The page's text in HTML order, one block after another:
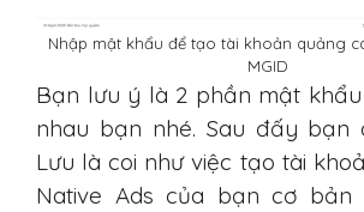
Nhập mật khẩu để tạo tài khoản quảng
MGID
Bạn lưu ý là 2 phần mật
nhau bạn nhé. Sau đấy bạn
Lưu là coi như việc tạo tài
Native Ads của bạn cơ bản